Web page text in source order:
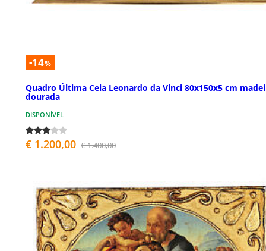
-14%
Quadro Última Ceia Leonardo da Vinci 80x150x5 cm
dourada
DISPONÍVEL
€ 1.200,00 € 1.400,00